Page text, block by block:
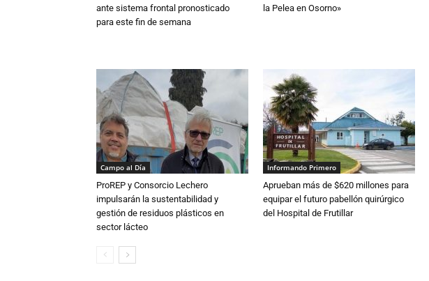
ante sistema frontal pronosticado
para este fin de semana
la Pelea en Osorno»
Campo al Día
ProREP y Consorcio Lechero
impulsarán la sustentabilidad y
gestión de residuos plásticos en
sector lácteo
Informando Primero
Aprueban más de $620 millones para
equipar el futuro pabellón quirúrgico
del Hospital de Frutillar